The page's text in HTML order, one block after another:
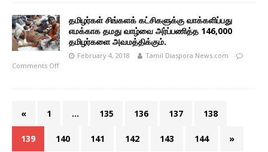
தமிழர்கள் சிங்களக் கட்சிகளுக்கு வாக்களிப்பது
எமக்காக தமது வாழ்வை அர்ப்பணித்த 146,000
தமிழர்களை அவமத்திக்கும்.
February 4, 2018
Tamil Diaspora News.com
Comments Off
« 1 … 135 136 137 138
139 140 141 142 143 144 »